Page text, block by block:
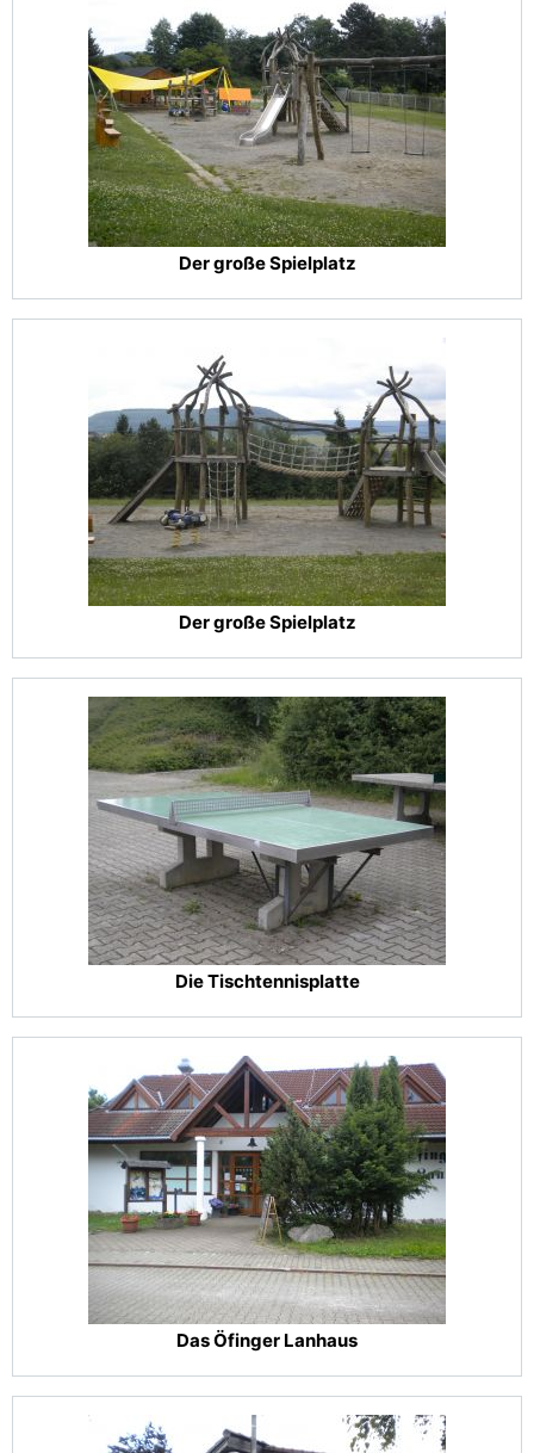
Der große Spielplatz
Der große Spielplatz
Die Tischtennisplatte
Das Öfinger Lanhaus